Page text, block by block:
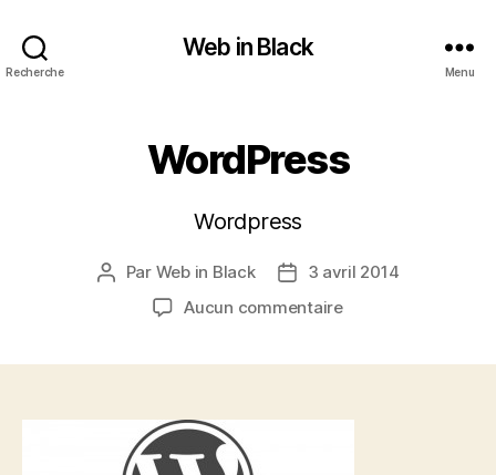
Recherche
Web in Black
Menu
WordPress
Wordpress
Auteur
l’article
Par Web in Black
Date3 avril 2014
Aucun commentairesur